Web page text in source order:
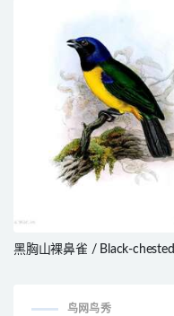
黑胸山裸鼻雀 / Black-chested
鸟网鸟秀